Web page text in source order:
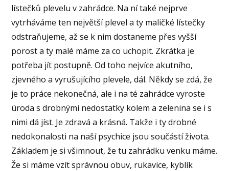
lístečků plevelu v zahrádce. Na ní také nejprve
vytrháváme ten největší plevel a ty maličké lístečky
odstraňujeme, až se k nim dostaneme přes vyšší
porost a ty malé máme za co uchopit. Zkrátka je
potřeba jít postupně. Od toho nejvíce akutního,
zjevného a vyrušujícího plevele, dál. Někdy se zdá, že
je to práce nekonečná, ale i na té zahrádce vyroste
úroda s drobnými nedostatky kolem a zelenina se i s
nimi dá jíst. Je zdravá a krásná. Takže i ty drobné
nedokonalosti na naší psychice jsou součástí života.
Základem je si všimnout, že tu zahrádku venku máme.
Že si máme vzít správnou obuv, rukavice, kyblík